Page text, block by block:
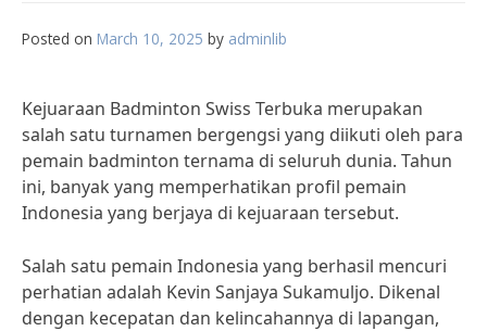
Posted on March 10, 2025 by adminlib
Kejuaraan Badminton Swiss Terbuka merupakan
salah satu turnamen bergengsi yang diikuti oleh para
pemain badminton ternama di seluruh dunia. Tahun
ini, banyak yang memperhatikan profil pemain
Indonesia yang berjaya di kejuaraan tersebut.
Salah satu pemain Indonesia yang berhasil mencuri
perhatian adalah Kevin Sanjaya Sukamuljo. Dikenal
dengan kecepatan dan kelincahannya di lapangan,